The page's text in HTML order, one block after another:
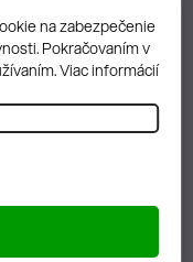
na zabezpečenie
Pokračovaním v
Viac informácií